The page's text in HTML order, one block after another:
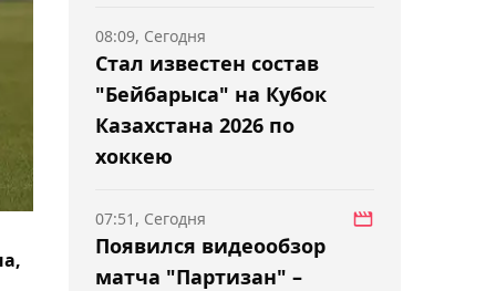
Стал известен состав
"Бейбарыса" на Кубок
Казахстана 2026 по
хоккею
08:09, Сегодня
Появился видеообзор
матча "Партизан" –
07:51, Сегодня